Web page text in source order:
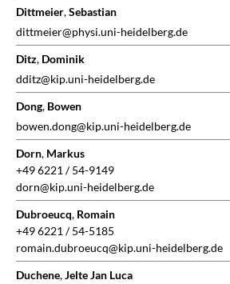
Dittmeier,Sebastian
dittmeier@physi.uni-heidelberg.de
Ditz, Dominik
dditz@kip.uni-heidelberg.de
Dong, Bowen
bowen.dong@kip.uni-heidelberg.de
Dorn, Markus
+49 6221 / 54-9149
dorn@kip.uni-heidelberg.de
Dubroeucq, Romain
+49 6221 / 54-5185
romain.dubroeucq@kip.uni-heidelberg.de
Duchene,Jelte Jan Luca